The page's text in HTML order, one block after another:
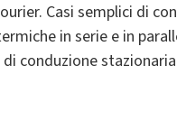
Casi semplici di
in serie e in
conduzione